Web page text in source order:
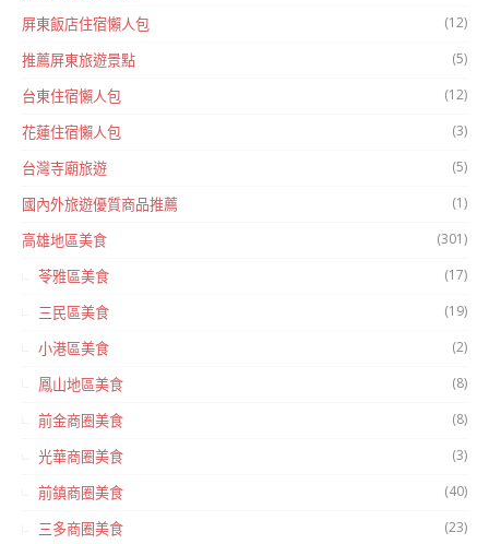
屏東飯店住宿懶人包 (12)
推薦屏東旅遊景點 (5)
台東住宿懶人包 (12)
花蓮住宿懶人包 (3)
台灣寺廟旅遊 (5)
國內外旅遊優質商品推薦 (1)
高雄地區美食 (301)
苓雅區美食 (17)
三民區美食 (19)
小港區美食 (2)
鳳山地區美食 (8)
前金商圈美食 (8)
光華商圈美食 (3)
前鎮商圈美食 (40)
三多商圈美食 (23)